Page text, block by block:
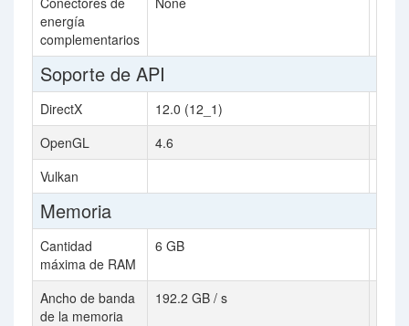
energía
complementarios
Soporte de API
DirectX 12.0 (12_1)
OpenGL
4.6
Vulkan
Memoria
Cantidad
máxima de RAM
6 GB
Ancho de banda
de la memoria
192.2 GB / s